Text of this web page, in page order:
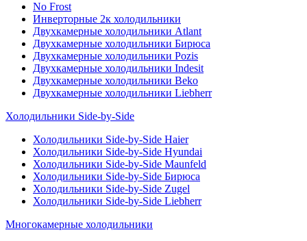
No Frost
Инверторные 2к холодильники
Двухкамерные холодильники Atlant
Двухкамерные холодильники Бирюса
Двухкамерные холодильники Pozis
Двухкамерные холодильники Indesit
Двухкамерные холодильники Beko
Двухкамерные холодильники Liebherr
Холодильники Side-by-Side
Холодильники Side-by-Side Haier
Холодильники Side-by-Side Hyundai
Холодильники Side-by-Side Maunfeld
Холодильники Side-by-Side Бирюса
Холодильники Side-by-Side Zugel
Холодильники Side-by-Side Liebherr
Многокамерные холодильники